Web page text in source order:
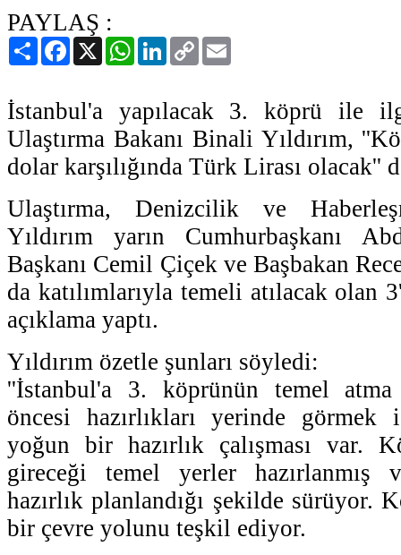
PAYLAŞ :
PaylaşFacebook
X WhatsAppLinkedIn
Copy
Link
İstanbul'a yapılacak 3. köprü ile
Ulaştırma Bakanı Binali Yıldırım,
dolar karşılığında Türk Lirası olacak''
Ulaştırma, Denizcilik ve
Yıldırım yarın Cumhurbaşkanı
Başkanı Cemil Çiçek ve Başbakan
da katılımlarıyla temeli atılacak
açıklama yaptı.
Yıldırım özetle şunları söyledi:
''İstanbul'a 3. köprünün temel
öncesi hazırlıkları yerinde görmek
yoğun bir hazırlık çalışması var.
gireceği temel yerler hazırlanmış
hazırlık planlandığı şekilde sürüyor.
bir çevre yolunu teşkil ediyor.